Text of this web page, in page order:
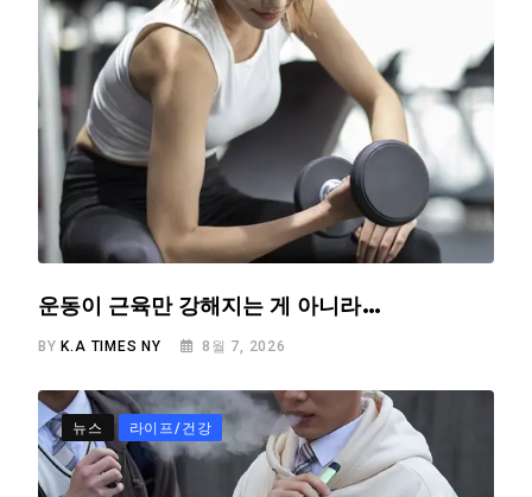
운동이 근육만 강해지는 게 아니라…
BY K.A TIMES NY 8월 7, 2026
뉴스 라이프/건강